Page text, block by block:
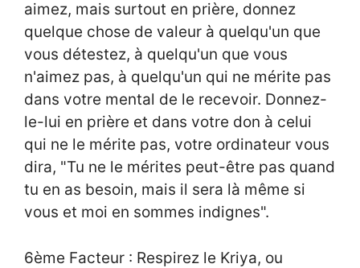
aimez, mais surtout en prière, donnez
quelque chose de valeur à quelqu'un que
vous détestez, à quelqu'un que vous
n'aimez pas, à quelqu'un qui ne mérite pas
dans votre mental de le recevoir. Donnez-
le-lui en prière et dans votre don à celui
qui ne le mérite pas, votre ordinateur vous
dira, "Tu ne le mérites peut-être pas quand
tu en as besoin, mais il sera là même si
vous et moi en sommes indignes".
6ème Facteur : Respirez le Kriya, ou